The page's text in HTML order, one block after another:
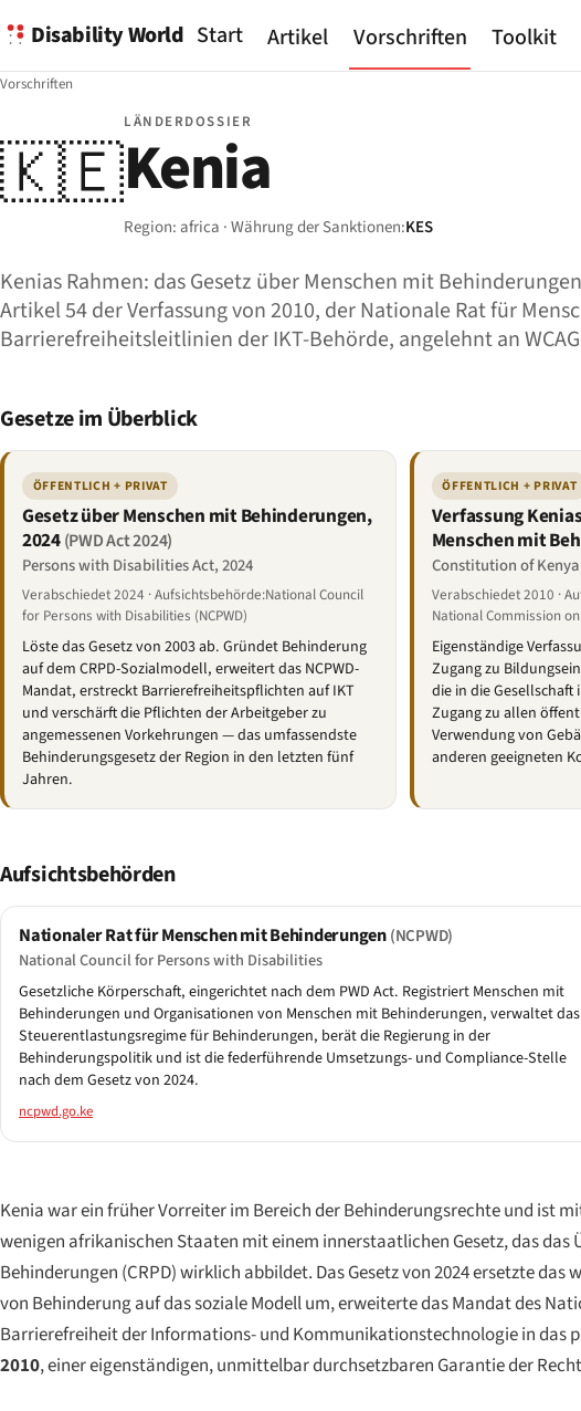
Disability World Start Artikel Vorschriften Toolkit
Vorschriften
🇰🇪
LÄNDERDOSSIER
Kenia
Region: africa · Währung der Sanktionen:KES
Kenias Rahmen: das Gesetz über Menschen mit
Artikel 54 der Verfassung von 2010, der Nationale Rat für
Barrierefreiheitsleitlinien der IKT-Behörde, angelehnt an
Gesetze im Überblick
ÖFFENTLICH + PRIVAT
Gesetz über Menschen mit Behinderungen,
2024(PWD Act 2024)
Persons with Disabilities Act, 2024
Verabschiedet 2024 · Aufsichtsbehörde:National Council
for Persons with Disabilities (NCPWD)
Löste das Gesetz von 2003 ab. Gründet Behinderung
auf dem CRPD-Sozialmodell, erweitert das NCPWD-
Mandat, erstreckt Barrierefreiheitspflichten auf IKT
und verschärft die Pflichten der Arbeitgeber zu
angemessenen Vorkehrungen — das umfassendste
Behinderungsgesetz der Region in den letzten fünf
Jahren.
ÖFFENTLICH + PRIVAT
Verfassung
Menschen mit
Constitution of
Verabschiedet 2010 ·
National Commission
Eigenständige
Zugang zu
die in die
Zugang zu allen
Verwendung von
anderen geeigneten
Aufsichtsbehörden
Nationaler Rat für Menschen mit Behinderungen(NCPWD)
National Council for Persons with Disabilities
Gesetzliche Körperschaft, eingerichtet nach dem PWD Act. Registriert Menschen mit
Behinderungen und Organisationen von Menschen mit Behinderungen, verwaltet das
Steuerentlastungsregime für Behinderungen, berät die Regierung in der
Behinderungspolitik und ist die federführende Umsetzungs- und Compliance-Stelle
nach dem Gesetz von 2024.
ncpwd.go.ke
Kenia war ein früher Vorreiter im Bereich der Behinderungsrechte und ist
wenigen afrikanischen Staaten mit einem innerstaatlichen Gesetz, das
Behinderungen (CRPD) wirklich abbildet. Das Gesetz von 2024 ersetzte
von Behinderung auf das soziale Modell um, erweiterte das Mandat des
Barrierefreiheit der Informations- und Kommunikationstechnologie in das
2010, einer eigenständigen, unmittelbar durchsetzbaren Garantie der